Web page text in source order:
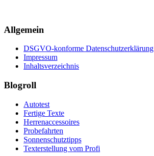
Allgemein
DSGVO-konforme Datenschutzerklärung
Impressum
Inhaltsverzeichnis
Blogroll
Autotest
Fertige Texte
Herrenaccessoires
Probefahrten
Sonnenschutztipps
Texterstellung vom Profi